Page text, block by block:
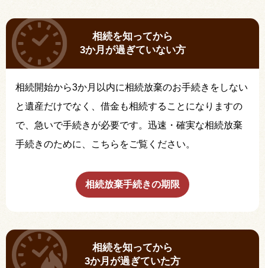
相続を知ってから
3か月が過ぎていない方
相続開始から3か月以内に相続放棄のお手続きをしない
と遺産だけでなく、借金も相続することになりますの
で、急いで手続きが必要です。迅速・確実な相続放棄
手続きのために、こちらをご覧ください。
相続放棄手続きの期限
相続を知ってから
3か月が過ぎていた方